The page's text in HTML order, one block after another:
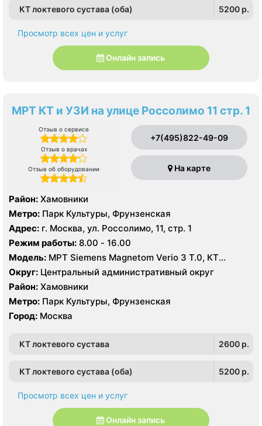
КТ локтевого сустава (оба) 5200 p.
Просмотр всех цен и услуг
Онлайн запись
МРТ КТ и УЗИ на улице Россолимо 11 стр. 1
Отзыв о сервисе
Отзыв о врачах
Отзыв об оборудовании
+7(495)822-49-09
На карте
Район: Хамовники
Метро: Парк Культуры, Фрунзенская
Адрес: г. Москва, ул. Россолимо, 11, стр. 1
Режим работы: 8.00 - 16.00
Модель: МРТ Siemens Magnetom Verio 3 Т.0, КТ
Toshiba Aquilion 160 срезов, УЗИ
Округ: Центральный административный округ
Район: Хамовники
Метро: Парк Культуры, Фрунзенская
Город: Москва
КТ локтевого сустава 2600 p.
КТ локтевого сустава (оба) 5200 p.
Просмотр всех цен и услуг
Онлайн запись